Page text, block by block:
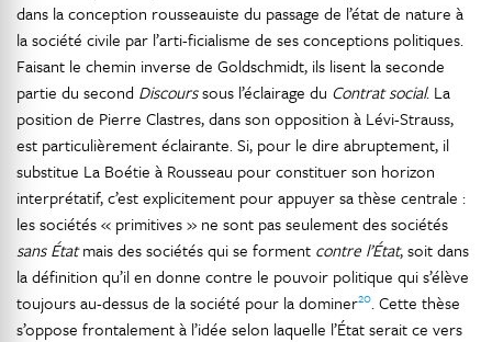
dans la conception rousseauiste du passage de l’état de nature à
la société civile par l’arti-ficialisme de ses conceptions politiques.
Faisant le chemin inverse de Goldschmidt, ils lisent la seconde
partie du second Discourssous l’éclairage du Contrat social. La
position de Pierre Clastres, dans son opposition à Lévi-Strauss,
est particulièrement éclairante. Si, pour le dire abruptement, il
substitue La Boétie à Rousseau pour constituer son horizon
interprétatif, c’est explicitement pour appuyer sa thèse centrale :
les sociétés « primitives » ne sont pas seulement des sociétés
sans Étatmais des sociétés qui se forment contre l’État, soit dans
la définition qu’il en donne contre le pouvoir politique qui s’élève
toujours au-dessus de la société pour la dominer20. Cette thèse
s’oppose frontalement à l’idée selon laquelle l’État serait ce vers